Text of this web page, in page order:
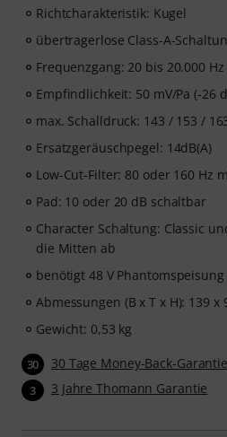
Richtcharakteristik: Kugel
übertragerlose Class-A-
Frequenzgang: 20 bis 20.000 Hz
Empfindlichkeit: 50 mV/Pa (-26
max. Schalldruck: 143 / 153 /
Ersatzgeräuschpegel: 14dB(A)
Low-Cut-Filter: 80 oder 160 Hz
Pad: 10 oder 20 dB schaltbar
Character Schaltung: Classic
die Mitten ab
benötigt 48 V Phantomspeisung
Abmessungen (B x T x H): 139 x
Gewicht: 0,53 kg
30 30 Tage Money-Back-Garantie
3 3 Jahre Thomann Garantie